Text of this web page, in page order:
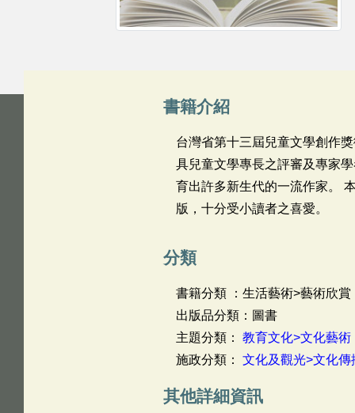
書籍介紹
台灣省第十三屆兒童文學創作
具兒童文學專長之評審及專家
育出許多新生代的一流作家。
版，十分受小讀者之喜愛。
分類
書籍分類 ：生活藝術>藝術欣賞
出版品分類：圖書
主題分類： 教育文化>文化藝術
施政分類： 文化及觀光>文化傳
其他詳細資訊